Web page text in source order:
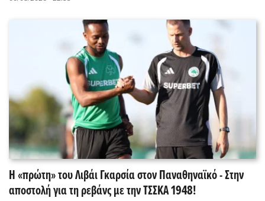
Η «πρώτη» του Λιβάι Γκαρσία στον Παναθηναϊκό - Στην
αποστολή για τη ρεβάνς με την ΤΣΣΚΑ 1948!